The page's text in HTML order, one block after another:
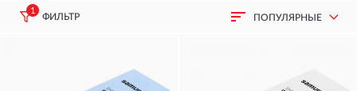
1
ФИЛЬТР ПОПУЛЯРНЫЕ